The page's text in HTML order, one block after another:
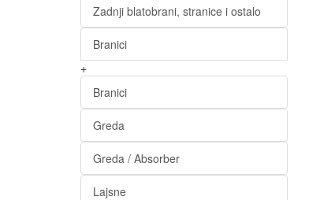
Zadnji blatobrani, stranice i ostalo
Branici
+
Branici
Greda
Greda / Absorber
Lajsne